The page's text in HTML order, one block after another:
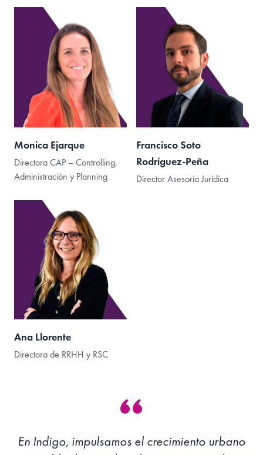
Monica Ejarque
Directora CAP – Controlling,
Administración y Planning
Francisco Soto
Rodríguez-Peña
Director Asesoría Jurídica
Ana Llorente
Directora de RRHH y RSC
En Indigo, impulsamos el crecimiento urbano